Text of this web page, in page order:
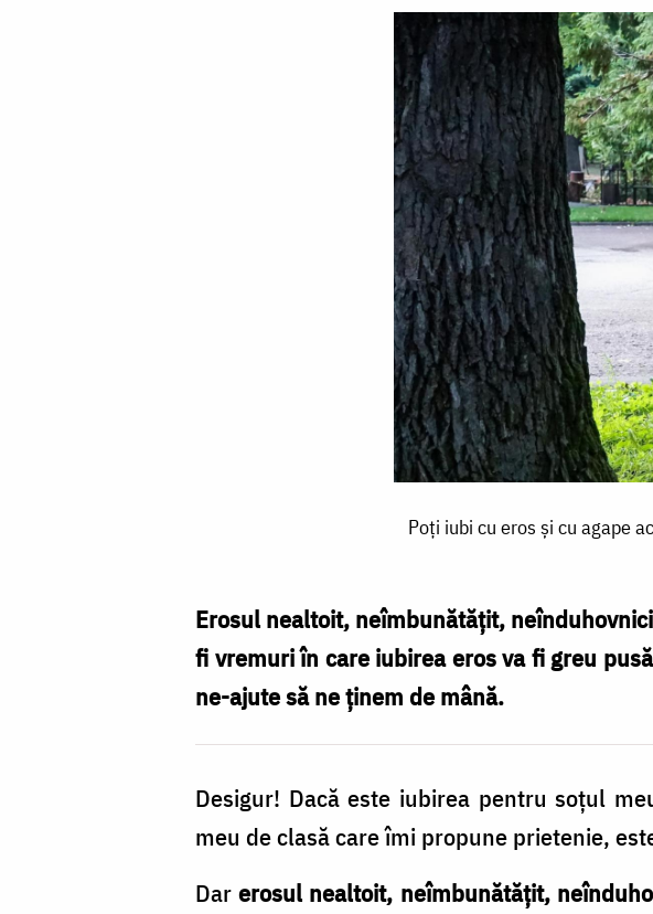
Poți iubi cu eros și cu agape
Erosul nealtoit, neîmbunătățit,
fi vremuri în care iubirea eros va fi greu
ne-ajute să ne ținem de mână.
Desigur! Dacă este iubirea pentru soțul
meu de clasă care îmi propune prietenie,
Darerosul nealtoit, neîmbunătățit,